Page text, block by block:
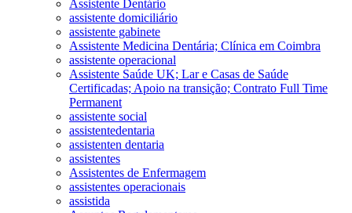
Assistente Dentário
assistente domiciliário
assistente gabinete
Assistente Medicina Dentária; Clínica em Coimbra
assistente operacional
Assistente Saúde UK; Lar e Casas de Saúde
Certificadas; Apoio na transição; Contrato Full Time
Permanent
assistente social
assistentedentaria
assistenten dentaria
assistentes
Assistentes de Enfermagem
assistentes operacionais
assistida